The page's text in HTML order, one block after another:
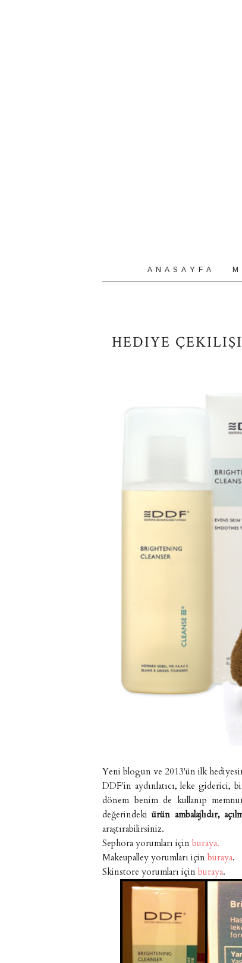
A N A S A Y F A M
HEDIYE
Yeni blogun ve 2013'ün ilk
DDF'in aydınlatıcı, leke giderici,
dönem benim de kullanıp
değerindekiürün ambalajlıdır,
araştırabilirsiniz.
Sephora yorumları için buraya.
Makeupalley yorumları için buraya.
Skinstore yorumları için buraya.